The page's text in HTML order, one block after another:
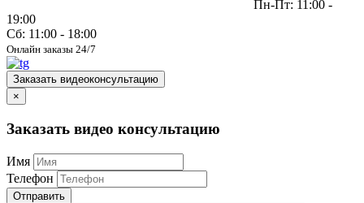
Пн-Пт: 11:00 -
19:00
Сб: 11:00 - 18:00
Онлайн заказы 24/7
Заказать видеоконсультацию
×
Заказать видео консультацию
Имя
Телефон
Отправить